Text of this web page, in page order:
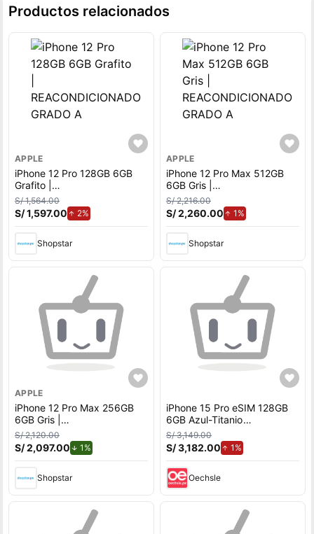
Productos relacionados
APPLE
iPhone 12 Pro 128GB 6GB
Grafito |
REACONDICIONADO
GRADO A
S/ 1,564.00
S/ 1,597.00 2%
Shopstar
APPLE
iPhone 12 Pro Max 512GB
6GB Gris |
REACONDICIONADO
GRADO A
S/ 2,216.00
S/ 2,260.00 1%de aumento.
Shopstar
APPLE
iPhone 12 Pro Max 256GB
6GB Gris |
REACONDICIONADO
GRADO A
S/ 2,120.00
S/ 2,097.00 1%
Shopstar
iPhone 15 Pro eSIM 128GB
6GB Azul-Titanio
(REACONDICIONADO
GRADO A+)
S/ 3,149.00
S/ 3,182.00 1%de aumento.
Oechsle